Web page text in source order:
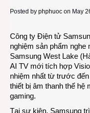
Posted by phphuoc on May
Công ty Điện tử
nghiệm sản phẩm nghe
Samsung West Lake
AI TV mới tích hợp
nhiệm nhất từ trước
thiết bị âm thanh thế hệ
gaming.
Tại sự kiện, Samsung